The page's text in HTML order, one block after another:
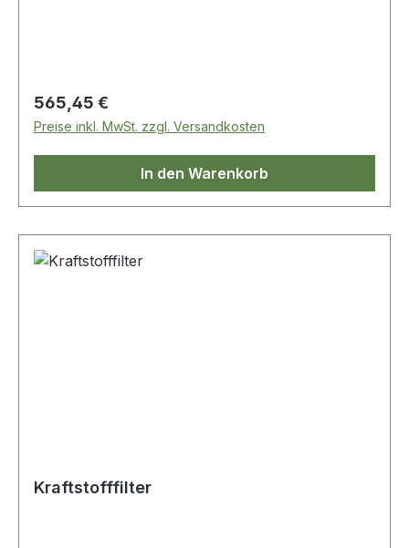
Regulärer Preis:
565,45 €
Preise inkl. MwSt. zzgl. Versandkosten
In den Warenkorb
Kraftstofffilter